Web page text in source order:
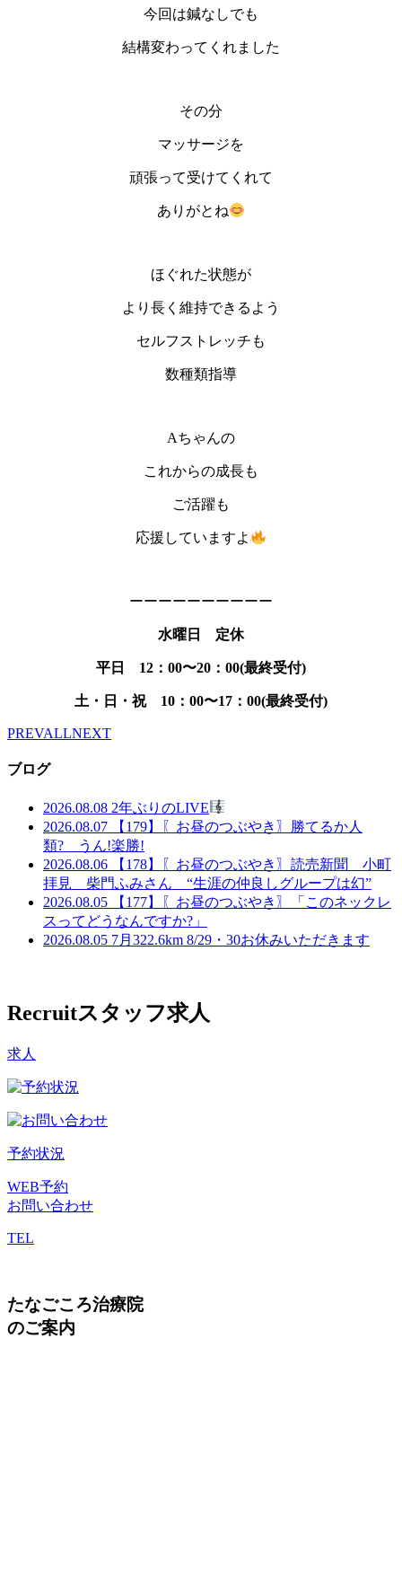
今回は鍼なしでも
結構変わってくれました
その分
マッサージを
頑張って受けてくれて
ありがとね
ほぐれた状態が
より長く維持できるよう
セルフストレッチも
数種類指導
Aちゃんの
これからの成長も
ご活躍も
応援していますよ
ーーーーーーーーーー
水曜日 定休
平日 12：00〜20：00(最終受付)
土・日・祝 10：00〜17：00(最終受付)
PREVALLNEXT
ブログ
2026.08.08 2年ぶりのLIVE
2026.08.07
【179】〖お昼のつぶやき〗勝てるか人
類? うん!楽勝!
2026.08.06
【178】〖お昼のつぶやき〗読売新聞 小町
拝見 柴門ふみさん “生涯の仲良しグループは幻”
2026.08.05
【177】〖お昼のつぶやき〗「このネックレ
スってどうなんですか?」
2026.08.05 7月322.6km 8/29・30お休みいただきます
Recruitスタッフ求人
求人
予約状況
WEB予約
お問い合わせ
TEL
たなごころ治療院
のご案内